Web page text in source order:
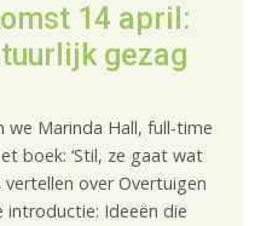
14 april:
gezag
we Marinda Hall, full-time
boek: ‘Stil, ze gaat wat
vertellen over Overtuigen
introductie: Ideeën die